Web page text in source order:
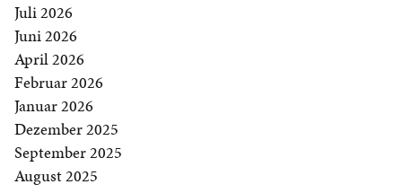
Juli 2026
Juni 2026
April 2026
Februar 2026
Januar 2026
Dezember 2025
September 2025
August 2025